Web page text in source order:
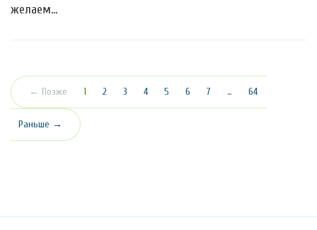
желаем…
← Позже 1 (текущая)
2 3 4 5 6 7 … 64
Раньше →